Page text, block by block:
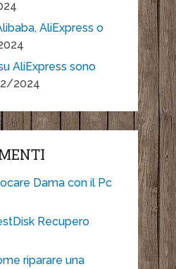
AliExpress o
AliExpress sono
2024
Dama con il Pc
Recupero
riparare una